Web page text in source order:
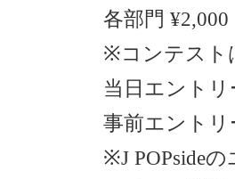
各部門 ¥2,000
※コンテスト
当日エント
事前エントリ
※J POPside